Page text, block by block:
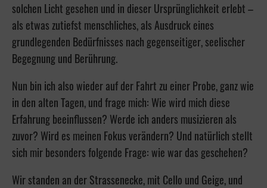
solchen Licht gesehen und in dieser Ursprünglichkeit erlebt –
als etwas zutiefst menschliches, als Ausdruck eines
grundlegenden Bedürfnisses nach gegenseitiger, seelischer
Begegnung und Berührung.
Nun bin ich also wieder auf der Fahrt zu einer Probe, ganz wie
in den alten Tagen, und frage mich: Wie wird mich diese
Erfahrung beeinflussen? Werde ich anders musizieren als
zuvor? Wird es meinen Fokus verändern? Und natürlich stellt
sich mir besonders folgende Frage: wie war das geschehen?
Wir standen an der Strassenecke, mit Cello und Geige, und